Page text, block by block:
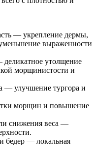
— укрепление дермы,
выраженности
утолщение
морщинистости и
— улучшение тургора и
морщин и повышение
снижения веса —
бедер — локальная